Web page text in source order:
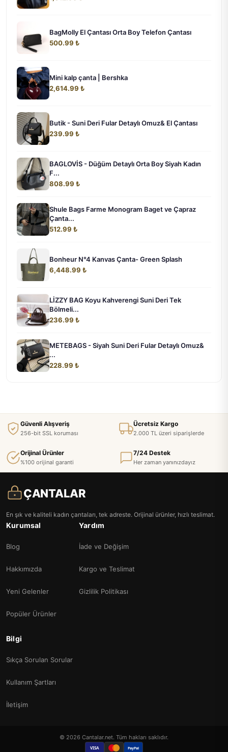
BagMolly El Çantası Orta Boy Telefon Çantası
500.99 ₺
Mini kalp çanta | Bershka
2,614.99 ₺
Butik - Suni Deri Fular Detaylı Omuz& El Çantası
239.99 ₺
BAGLOVİS - Düğüm Detaylı Orta Boy Siyah Kadın
F...
808.99 ₺
Shule Bags Farme Monogram Baget ve Çapraz
Çanta...
512.99 ₺
Bonheur N°4 Kanvas Çanta- Green Splash
6,448.99 ₺
LİZZY BAG Koyu Kahverengi Suni Deri Tek
Bölmeli...
236.99 ₺
METEBAGS - Siyah Suni Deri Fular Detaylı Omuz&
...
228.99 ₺
Güvenli Alışveriş
256-bit SSL koruması
Ücretsiz Kargo
2.000 TL üzeri siparişlerde
Orijinal Ürünler
%100 orijinal garanti
7/24 Destek
Her zaman yanınızdayız
ÇANTALAR
En şık ve kaliteli kadın çantaları, tek adreste. Orijinal ürünler, hızlı teslimat.
Kurumsal
Blog
Hakkımızda
Yeni Gelenler
Popüler Ürünler
Yardım
İade ve Değişim
Kargo ve Teslimat
Gizlilik Politikası
Bilgi
Sıkça Sorulan Sorular
Kullanım Şartları
İletişim
© 2026 Cantalar.net. Tüm hakları saklıdır.
VISA PayPal